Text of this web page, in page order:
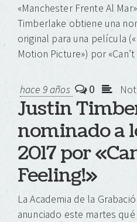
«Manchester Frente Al
Timberlake obtiene una
original para una película
Motion Picture») por
hace 9 años 0
Justin
nominado a
2017 por
Feeling!»
La Academia de la
anunciado este martes